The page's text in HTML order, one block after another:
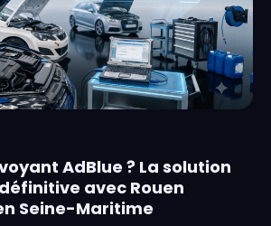
AdBlue ? La solution
avec Rouen
Seine-Maritime